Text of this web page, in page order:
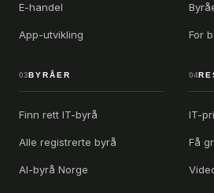
E-handel
App-utvikling For
03 BYRÅER
Finn rett IT-byrå
Alle registrerte byrå
AI-byrå Norge
04
IT-
Få